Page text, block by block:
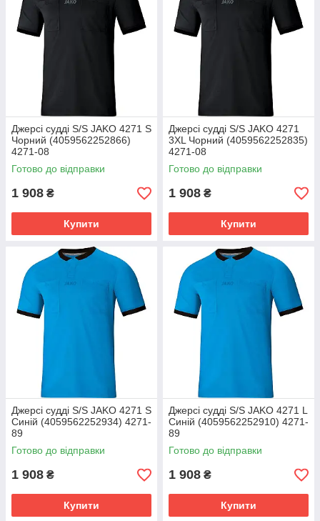
Джерсі судді S/S JAKO 4271 S
Чорний (4059562252866)
4271-08
Готово до відправки
1 908 ₴
Купити
Джерсі судді S/S JAKO 4271
3XL Чорний (4059562252835)
4271-08
Готово до відправки
1 908 ₴
Купити
Джерсі судді S/S JAKO 4271 S
Синій (4059562252934) 4271-
89
Готово до відправки
1 908 ₴
Купити
Джерсі судді S/S JAKO 4271 L
Синій (4059562252910) 4271-
89
Готово до відправки
1 908 ₴
Купити